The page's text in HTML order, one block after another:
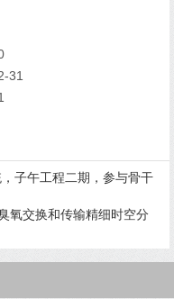
31
子午工程二期，参与骨干
氧交换和传输精细时空分